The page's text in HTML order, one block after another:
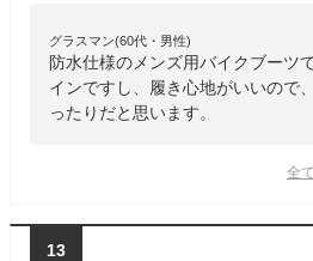
グラスマン(60代・男性)
防水仕様のメンズ用バイクブーツ
インですし、履き心地がいいので
ったりだと思います。
全
13